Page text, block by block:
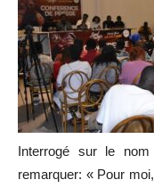
Interrogé sur le
remarquer: « Pour